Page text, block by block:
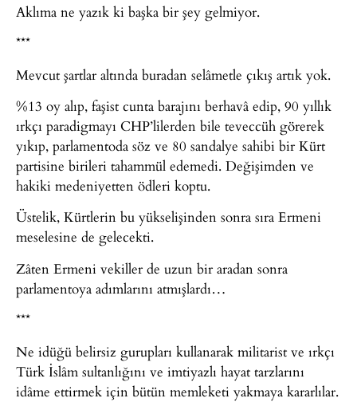
Aklıma ne yazık ki başka bir şey gelmiyor.
***
Mevcut şartlar altında buradan selâmetle çıkış artık yok.
%13 oy alıp, faşist cunta barajını berhavâ edip, 90 yıllık
ırkçı paradigmayı CHP’lilerden bile teveccüh görerek
yıkıp, parlamentoda söz ve 80 sandalye sahibi bir Kürt
partisine birileri tahammül edemedi. Değişimden ve
hakiki medeniyetten ödleri koptu.
Üstelik, Kürtlerin bu yükselişinden sonra sıra Ermeni
meselesine de gelecekti.
Zâten Ermeni vekiller de uzun bir aradan sonra
parlamentoya adımlarını atmışlardı…
***
Ne idüğü belirsiz gurupları kullanarak militarist ve ırkçı
Türk İslâm sultanlığını ve imtiyazlı hayat tarzlarını
idâme ettirmek için bütün memleketi yakmaya kararlılar.